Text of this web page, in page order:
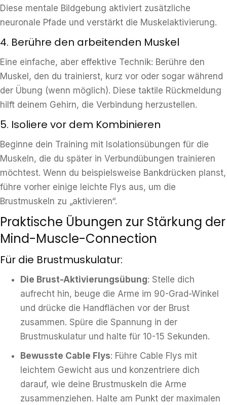
Diese mentale Bildgebung aktiviert zusätzliche
neuronale Pfade und verstärkt die Muskelaktivierung.
4. Berühre den arbeitenden Muskel
Eine einfache, aber effektive Technik: Berühre den
Muskel, den du trainierst, kurz vor oder sogar während
der Übung (wenn möglich). Diese taktile Rückmeldung
hilft deinem Gehirn, die Verbindung herzustellen.
5. Isoliere vor dem Kombinieren
Beginne dein Training mit Isolationsübungen für die
Muskeln, die du später in Verbundübungen trainieren
möchtest. Wenn du beispielsweise Bankdrücken planst,
führe vorher einige leichte Flys aus, um die
Brustmuskeln zu „aktivieren“.
Praktische Übungen zur Stärkung der
Mind-Muscle-Connection
Für die Brustmuskulatur:
Die Brust-Aktivierungsübung: Stelle dich
aufrecht hin, beuge die Arme im 90-Grad-Winkel
und drücke die Handflächen vor der Brust
zusammen. Spüre die Spannung in der
Brustmuskulatur und halte für 10-15 Sekunden.
Bewusste Cable Flys: Führe Cable Flys mit
leichtem Gewicht aus und konzentriere dich
darauf, wie deine Brustmuskeln die Arme
zusammenziehen. Halte am Punkt der maximalen